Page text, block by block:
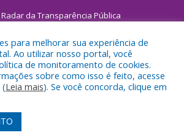
Radar da Transparência Pública
reservados a Prefeitura Municipal de
Inhangapi.
Área Administrativa
para melhorar sua experiência de
Ao utilizar nosso portal, você
de monitoramento de cookies.
sobre como isso é feito, acesse
(Leia mais). Se você concorda, clique em